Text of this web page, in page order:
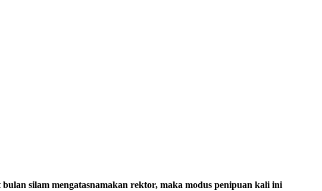
silam mengatasnamakan rektor, maka modus penipuan kali ini